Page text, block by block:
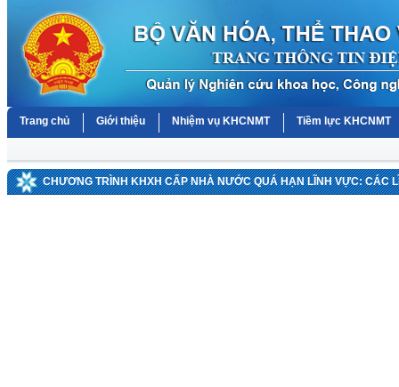
Trang chủ Giới thiệu Nhiệm vụ KHCNMT Tiềm lực KHCNMT
CHƯƠNG TRÌNH KHXH CẤP NHÀ NƯỚC QUÁ HẠN LĨNH VỰC: CÁC